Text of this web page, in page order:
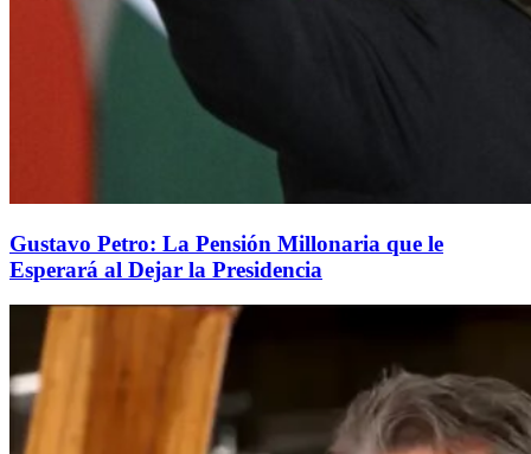
Gustavo Petro: La Pensión Millonaria que le
Esperará al Dejar la Presidencia